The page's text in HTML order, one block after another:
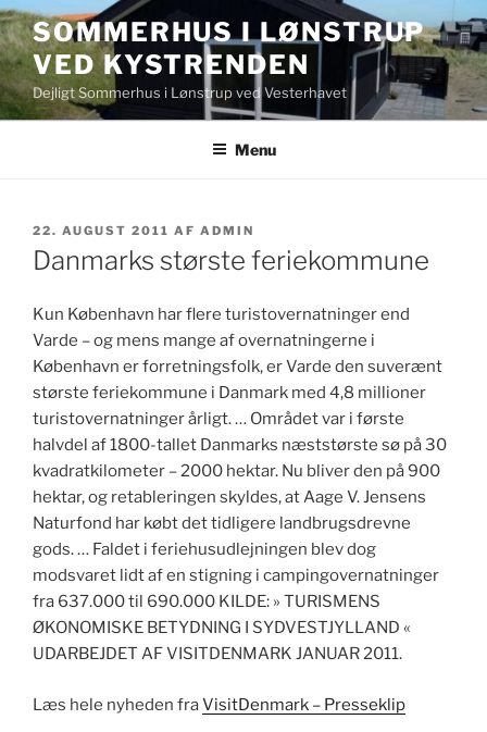
Videre
til
indhold
SOMMERHUS I LØNSTRUP
VED KYSTRENDEN
Dejligt Sommerhus i Lønstrup ved Vesterhavet
Menu
UDGIVET
DEN
22. AUGUST 2011 AF ADMIN
Danmarks største feriekommune
Kun København har flere turistovernatninger end
Varde – og mens mange af overnatningerne i
København er forretningsfolk, er Varde den suverænt
største feriekommune i Danmark med 4,8 millioner
turistovernatninger årligt. … Området var i første
halvdel af 1800-tallet Danmarks næststørste sø på 30
kvadratkilometer – 2000 hektar. Nu bliver den på 900
hektar, og retableringen skyldes, at Aage V. Jensens
Naturfond har købt det tidligere landbrugsdrevne
gods. … Faldet i feriehusudlejningen blev dog
modsvaret lidt af en stigning i campingovernatninger
fra 637.000 til 690.000 KILDE: » TURISMENS
ØKONOMISKE BETYDNING I SYDVESTJYLLAND «
UDARBEJDET AF VISITDENMARK JANUAR 2011.
Læs hele nyheden fraVisitDenmark – Presseklip